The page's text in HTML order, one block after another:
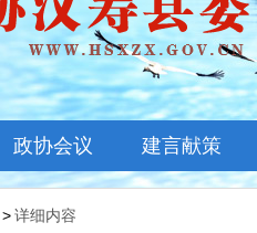
政协会议 建言献策
>详细内容